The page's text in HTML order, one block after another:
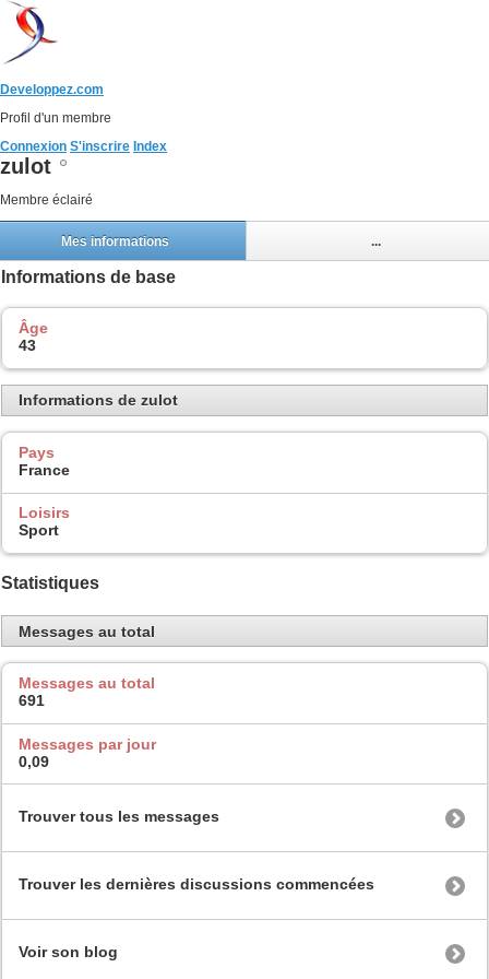
Developpez.com
Profil d'un membre
Connexion S'inscrire Index
zulot
Membre éclairé
Mes informations ...
Informations de base
Âge
43
Informations de zulot
Pays
France
Loisirs
Sport
Statistiques
Messages au total
Messages au total
691
Messages par jour
0,09
Trouver tous les messages
Trouver les dernières discussions commencées
Voir son blog